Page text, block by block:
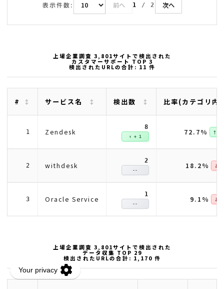
表示件数: 前へ 1 / 2 次へ
上場企業調査 3,801サイトで検出された
カスタマーサポート TOP 3
検出されたURLの合計: 11 件
# サービス名 検出数 比率(カテゴリ
1 Zendesk
8
↑ + 1 72.7% ↑ +
2 withdesk
2
-- 18.2% ↓ -
3 Oracle Service
1
-- 9.1% ↓ -
上場企業調査 3,801サイトで検出された
データ収集 TOP 29
検出されたURLの合計: 1,170 件